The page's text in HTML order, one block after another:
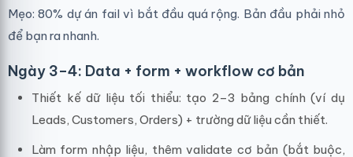
Mẹo: 80% dự án fail vì bắt đầu quá rộng. Bản đầu phải nhỏ
để bạn ra nhanh.
Ngày 3–4: Data + form + workflow cơ bản
Thiết kế dữ liệu tối thiểu: tạo 2–3 bảng chính (ví dụ
Leads, Customers, Orders) + trường dữ liệu cần thiết.
Làm form nhập liệu, thêm validate cơ bản (bắt buộc,